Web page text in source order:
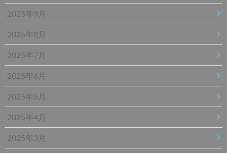
2025年9月
2025年8月
2025年7月
2025年6月
2025年5月
2025年4月
2025年3月